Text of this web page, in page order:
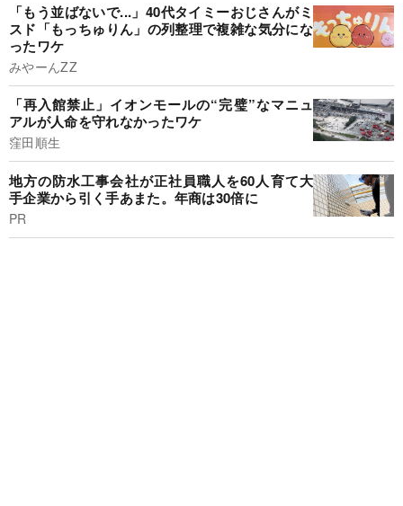
「もう並ばないで...」40代タイミーおじさんがミ
スド「もっちゅりん」の列整理で複雑な気分にな
ったワケ
みやーんZZ
「再入館禁止」イオンモールの“完璧”なマニュ
アルが人命を守れなかったワケ
窪田順生
地方の防水工事会社が正社員職人を60人育て大
手企業から引く手あまた。年商は30倍に
PR